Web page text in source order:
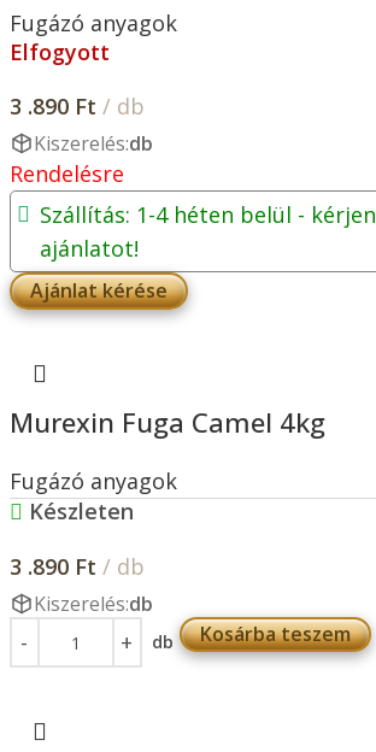
Fugázó anyagok
Elfogyott
3 .890 Ft / db
Kiszerelés:db
Rendelésre
Szállítás: 1-4 héten belül - kérjen
ajánlatot!
Ajánlat kérése
Murexin Fuga Camel 4kg
Fugázó anyagok
Készleten
3 .890 Ft / db
Kiszerelés:db
db Kosárba teszem